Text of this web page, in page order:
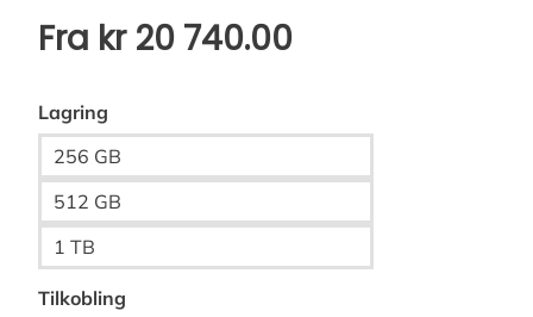
Fra kr20 740.00
Lagring
256 GB
512 GB
1 TB
Tilkobling